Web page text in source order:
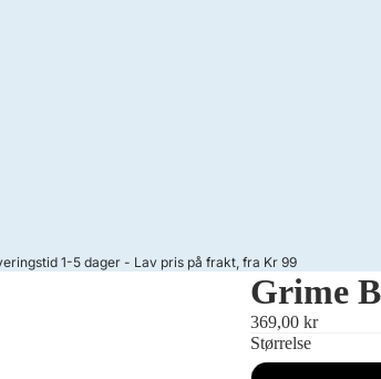
1-5 dager - Lav pris på frakt, fra Kr 99
Grime
369,00 kr
Størrelse